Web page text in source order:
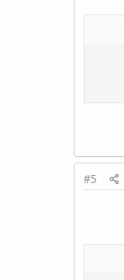
#5